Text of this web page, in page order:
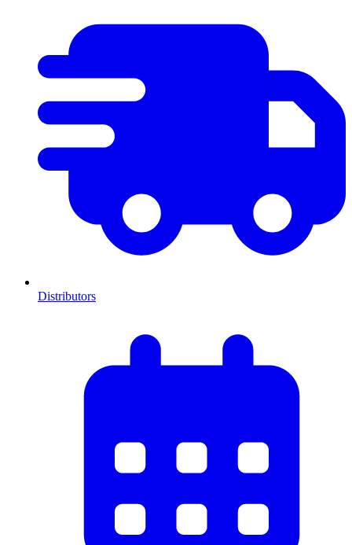
Distributors